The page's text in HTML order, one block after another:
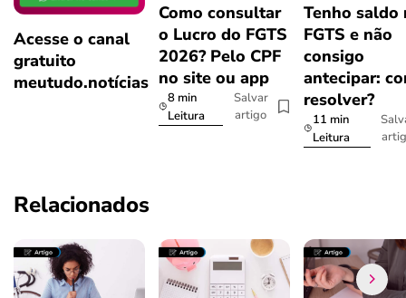
Acesse o canal
gratuito
meutudo.notícias
Como consultar
o Lucro do FGTS
2026? Pelo CPF
no site ou app
8 min
Leitura
Salvar
artigo
Tenho saldo
FGTS e não
consigo
antecipar:
resolver?
11 min
Leitura
Relacionados